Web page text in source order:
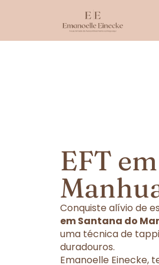
EFT
Conquiste alívio de
em Santana do
uma técnica de
duradouros.
Emanoelle Einecke,